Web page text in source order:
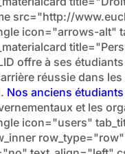
src="http://
icon="arrows-alt"
offre à ses
réussie dans
Nos anciens étudiants
et les
icon="users"